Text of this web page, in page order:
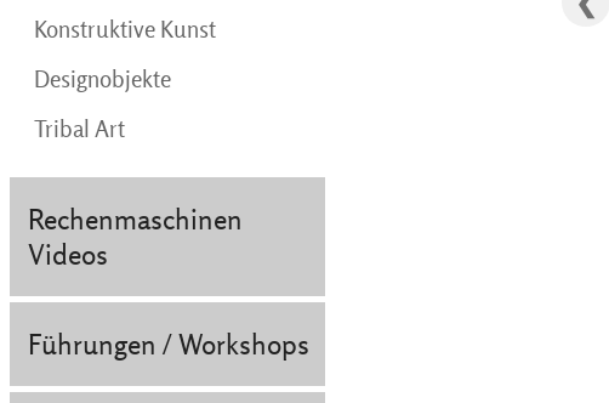
Konstruktive Kunst
Designobjekte
Tribal Art
Rechenmaschinen
Videos
Führungen / Workshops